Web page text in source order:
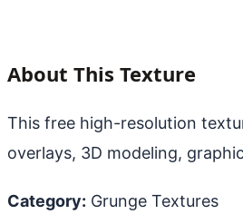
About This Texture
This free high-resolution
overlays, 3D modeling,
Category: Grunge Textures